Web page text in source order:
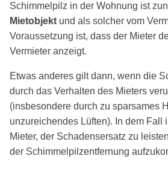
Schimmelpilz in der Wohnung ist
Mietobjekt und als solcher vom
Voraussetzung ist, dass der Mieter
Vermieter anzeigt.
Etwas anderes gilt dann, wenn die
durch das Verhalten des Mieters
(insbesondere durch zu sparsames
unzureichendes Lüften). In dem Fall
Mieter, der Schadensersatz zu
der Schimmelpilzentfernung